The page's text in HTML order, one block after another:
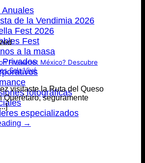
de la Vendimia 2026
Fest 2026
Fest
a la masa
Privados
fotográficas
especializados
Freixenet México? Descubre
Sala Vivé
visitaste la Ruta del Queso
Querétaro, seguramente
→